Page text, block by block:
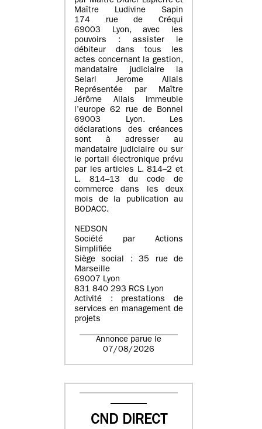
Maître Ludivine Sapin
174 rue de Créqui
69003 Lyon, avec les
pouvoirs : assister le
débiteur dans tous les
actes concernant la gestion,
mandataire judiciaire la
Selarl Jerome Allais
Représentée par Maître
Jérôme Allais immeuble
l’europe 62 rue de Bonnel
69003 Lyon. Les
déclarations des créances
sont à adresser au
mandataire judiciaire ou sur
le portail électronique prévu
par les articles L. 814–2 et
L. 814–13 du code de
commerce dans les deux
mois de la publication au
BODACC.
NEDSON
Société par Actions
Simplifiée
Siège social : 35 rue de
Marseille
69007 Lyon
831 840 293 RCS Lyon
Activité : prestations de
services en management de
projets
Annonce parue le
07/08/2026
CND DIRECT